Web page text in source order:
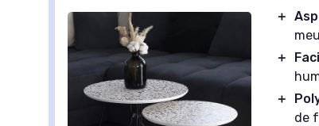
＋
＋
＋
de